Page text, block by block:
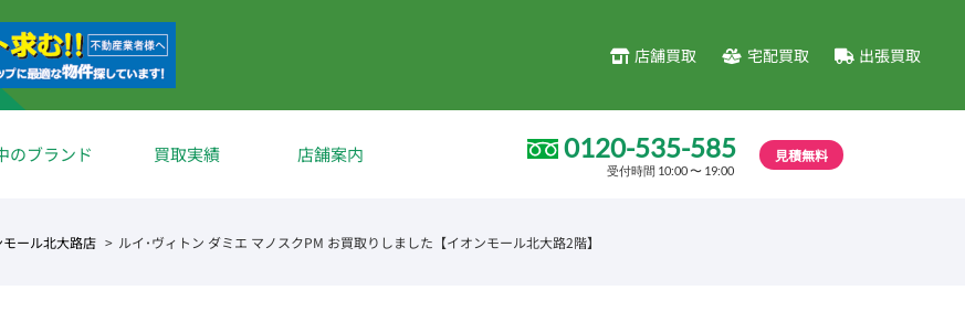
店舗買取 宅配買取 出張買取
のブランド 買取実績 店舗案内 0120-535-585
受付時間 10:00 〜 19:00
見積無料
ール北大路店 ルイ･ヴィトン ダミエ マノスクPM お買取りしました【イオンモール北大路2階】